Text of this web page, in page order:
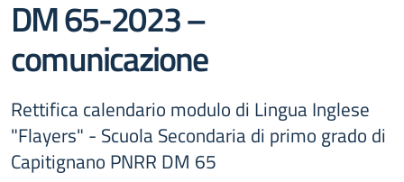
DM 65-2023 –
comunicazione
Rettifica calendario modulo di Lingua Inglese
"Flayers" - Scuola Secondaria di primo grado di
Capitignano PNRR DM 65